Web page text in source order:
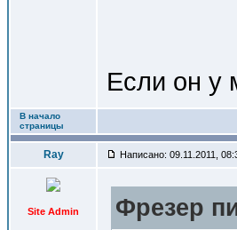
Если он у
В начало
страницы
Ray Написано: 09.11.2011,
Site Admin Фрезер